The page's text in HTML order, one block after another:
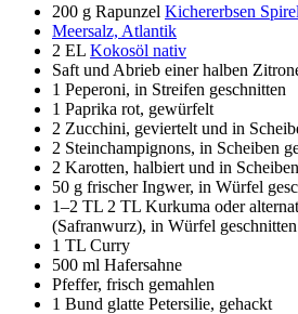
200 g Rapunzel Kichererbsen
Meersalz, Atlantik
2 EL Kokosöl nativ
Saft und Abrieb einer halben
1 Peperoni, in Streifen geschnitten
1 Paprika rot, gewürfelt
2 Zucchini, geviertelt und in
2 Steinchampignons, in Scheiben
2 Karotten, halbiert und in
50 g frischer Ingwer, in Würfel
1–2 TL 2 TL Kurkuma oder
(Safranwurz), in Würfel geschnitten
1 TL Curry
500 ml Hafersahne
Pfeffer, frisch gemahlen
1 Bund glatte Petersilie, gehackt